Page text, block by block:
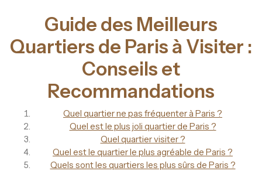
Guide des Meilleurs
Quartiers de Paris à Visiter :
Conseils et
Recommandations
Quel quartier ne pas fréquenter à Paris ?
Quel est le plus joli quartier de Paris ?
Quel quartier visiter ?
Quel est le quartier le plus agréable de Paris ?
Quels sont les quartiers les plus sûrs de Paris ?